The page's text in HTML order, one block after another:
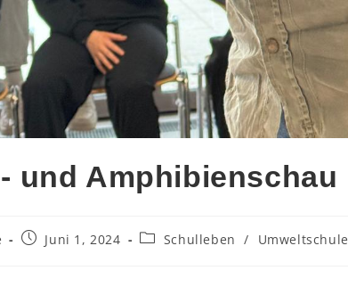
und Amphibienschau
Juni 1, 2024 Schulleben / Umweltschule